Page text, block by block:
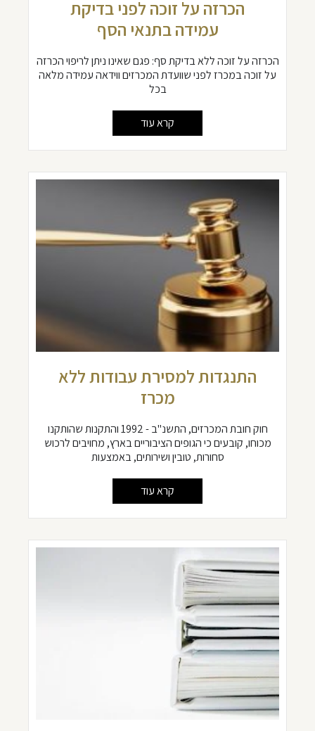
הכרזה על זוכה לפני בדיקת
עמידה בתנאי הסף
הכרזה על זוכה ללא בדיקת סף: פגם שאינו ניתן לריפוי הכרזה
על זוכה במכרז לפני שוועדת המכרזים ווידאה עמידה מלאה
בכל
קרא עוד
התנגדות למסירת עבודות ללא
מכרז
חוק חובת המכרזים, התשנ"ב - 1992 והתקנות שהותקנו
מכוחו, קובעים כי הגופים הציבוריים בארץ, מחויבים לרכוש
סחורות, טובין ושירותים, באמצעות
קרא עוד